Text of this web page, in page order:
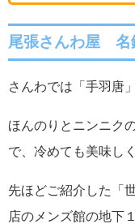
尾張さんわ屋 名
さんわでは「手羽唐
ほんのりとニンニク
で、冷めても美味し
先ほどご紹介した「
店のメンズ館の地下